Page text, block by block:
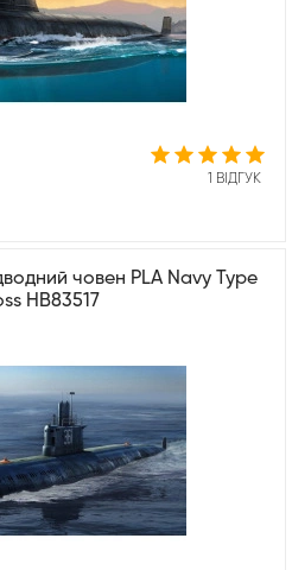
1 ВІДГУК
човен PLA Navy Type
HB83517